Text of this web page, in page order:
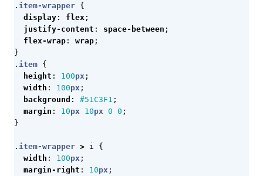
. item-wrapper {
display : flex ;
justify-content : space-between ;
flex-wrap : wrap ;
}
. item {
height : 100px ;
width : 100px ;
background : #51C3F1 ;
margin : 10px 10px 0 0 ;
}
. item-wrapper > i
{
width : 100px ;
margin-right : 10px ;